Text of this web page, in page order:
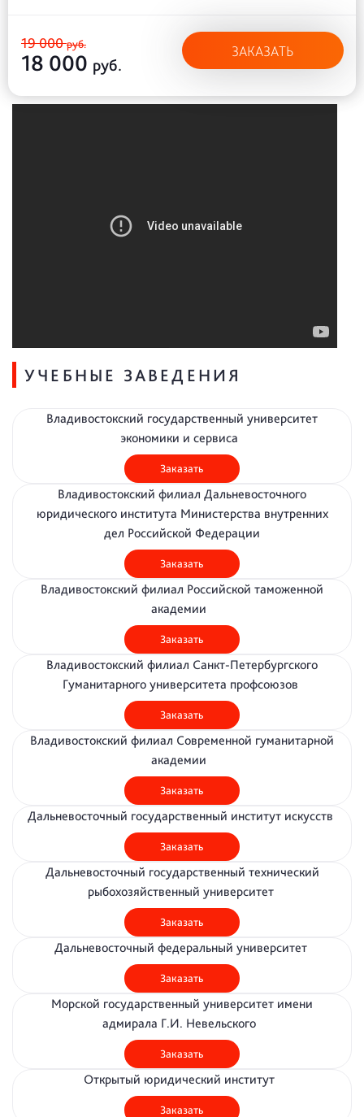
19 000руб.
18 000 руб.
ЗАКАЗАТЬ
УЧЕБНЫЕ ЗАВЕДЕНИЯ
Владивостокский государственный университет
экономики и сервиса
Заказать
Владивостокский филиал Дальневосточного
юридического института Министерства внутренних
дел Российской Федерации
Заказать
Владивостокский филиал Российской таможенной
академии
Заказать
Владивостокский филиал Санкт-Петербургского
Гуманитарного университета профсоюзов
Заказать
Владивостокский филиал Современной гуманитарной
академии
Заказать
Дальневосточный государственный институт искусств
Заказать
Дальневосточный государственный технический
рыбохозяйственный университет
Заказать
Дальневосточный федеральный университет
Заказать
Морской государственный университет имени
адмирала Г.И. Невельского
Заказать
Открытый юридический институт
Заказать